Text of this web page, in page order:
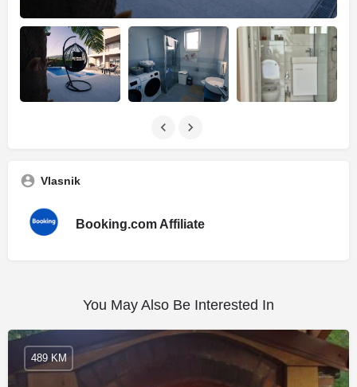
Vlasnik
Booking.com Affiliate
You May Also Be Interested In
489 KM